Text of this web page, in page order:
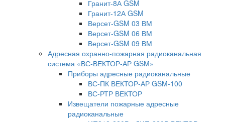
Гранит-8А GSM
Гранит-12А GSM
Версет-GSM 03 ВМ
Версет-GSM 06 ВМ
Версет-GSM 09 ВМ
Адресная охранно-пожарная радиоканальная
система «ВС-ВЕКТОР-АР GSM»
Приборы адресные радиоканальные
ВС-ПК ВЕКТОР-АР GSM-100
ВС-РТР ВЕКТОР
Извещатели пожарные адресные
радиоканальные